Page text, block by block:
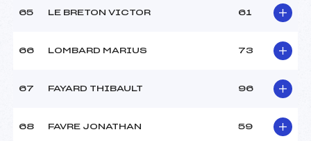
65 LE BRETON VICTOR 61
66 LOMBARD MARIUS 73
67 FAYARD THIBAULT 96
68 FAVRE JONATHAN 59